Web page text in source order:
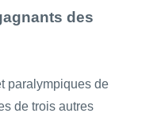
des
paralympiques de
de trois autres